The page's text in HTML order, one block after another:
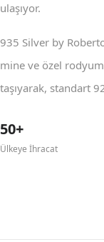
ulaşıyor.
935 Silver by
mine ve özel
taşıyarak, standart
50+
Ülkeye İhracat